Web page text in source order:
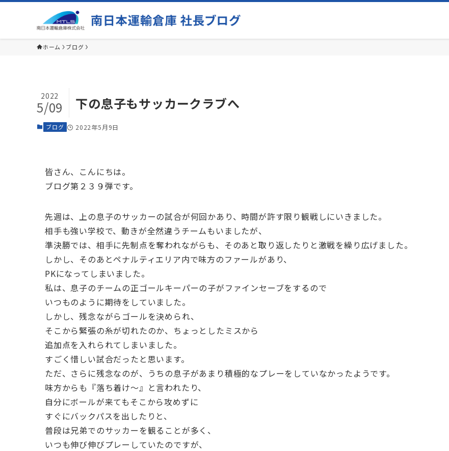
ホーム ブログ
下の息子もサッカークラブへ
2022
5/09
ブログ 2022年5月9日
皆さん、こんにちは。
ブログ第２３９弾です。
先週は、上の息子のサッカーの試合が何回かあり、時間が許す限り観戦しにいきました。
相手も強い学校で、動きが全然違うチームもいましたが、
準決勝では、相手に先制点を奪われながらも、そのあと取り返したりと激戦を繰り広げました。
しかし、そのあとペナルティエリア内で味方のファールがあり、
PKになってしまいました。
私は、息子のチームの正ゴールキーパーの子がファインセーブをするので
いつものように期待をしていました。
しかし、残念ながらゴールを決められ、
そこから緊張の糸が切れたのか、ちょっとしたミスから
追加点を入れられてしまいました。
すごく惜しい試合だったと思います。
ただ、さらに残念なのが、うちの息子があまり積極的なプレーをしていなかったようです。
味方からも『落ち着け～』と言われたり、
自分にボールが来てもそこから攻めずに
すぐにバックパスを出したりと、
普段は兄弟でのサッカーを観ることが多く、
いつも伸び伸びプレーしていたのですが、